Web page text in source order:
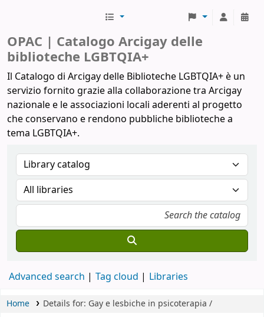
OPAC | Catalogo Arcigay delle
biblioteche LGBTQIA+
Il Catalogo di Arcigay delle Biblioteche LGBTQIA+ è un
servizio fornito grazie alla collaborazione tra Arcigay
nazionale e le associazioni locali aderenti al progetto
che conservano e rendono pubbliche biblioteche a
tema LGBTQIA+.
Advanced search Tag cloud Libraries
Home Details for: Gay e lesbiche in psicoterapia /